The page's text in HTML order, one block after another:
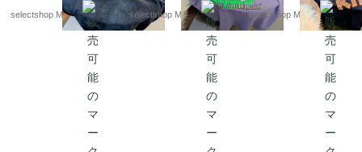
トラコットン 両面プリ
selectshop Merci.
イズ
selectshop Merci.
バ ナラ
selectshop Merci.